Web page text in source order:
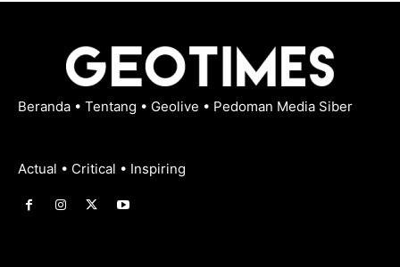
Beranda • Tentang • Geolive • Pedoman Media Siber
Actual • Critical • Inspiring